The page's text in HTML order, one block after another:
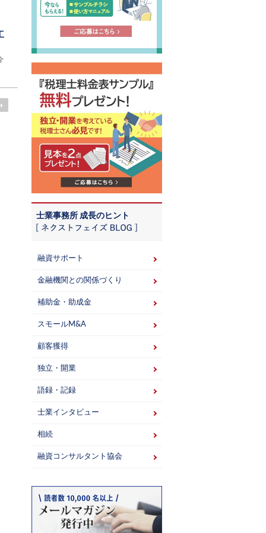
士業事務所 成長のヒント
融資サポート
金融機関との関係づくり
補助金・助成金
スモールM&A
顧客獲得
独立・開業
語録・記録
士業インタビュー
相続
融資コンサルタント協会